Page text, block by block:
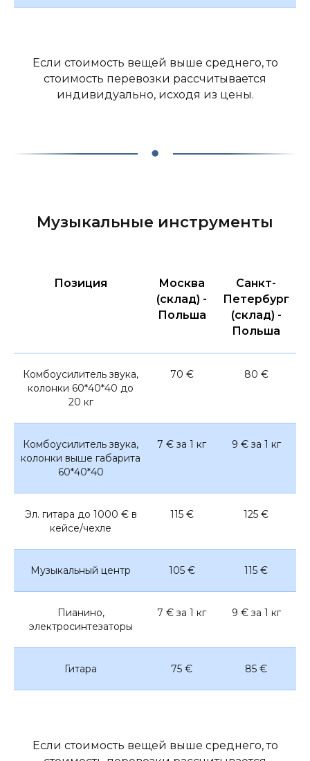
Если стоимость вещей выше среднего, то
стоимость перевозки рассчитывается
индивидуально, исходя из цены.
Музыкальные инструменты
Позиция
Москва
(склад) -
Польша
Санкт-
Петербург
(склад) -
Польша
Комбоусилитель звука,
колонки 60*40*40 до
20 кг
70 € 80 €
Комбоусилитель звука,
колонки выше габарита
60*40*40
7 € за 1 кг 9 € за 1 кг
Эл. гитара до 1000 € в
кейсе/чехле
115 € 125 €
Музыкальный центр 105 € 115 €
Пианино,
электросинтезаторы
7 € за 1 кг 9 € за 1 кг
Гитара 75 € 85 €
Если стоимость вещей выше среднего, то